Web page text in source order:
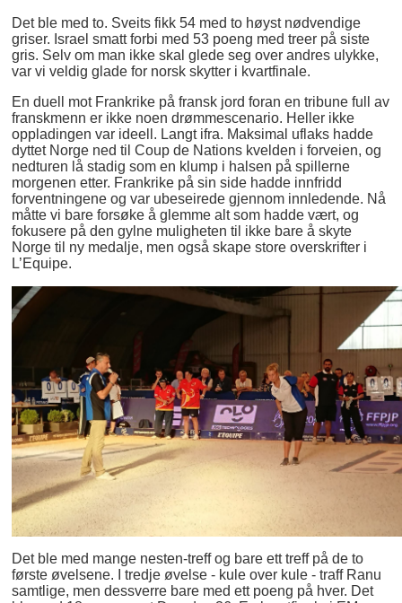
Det ble med to. Sveits fikk 54 med to høyst nødvendige
griser. Israel smatt forbi med 53 poeng med treer på siste
gris. Selv om man ikke skal glede seg over andres ulykke,
var vi veldig glade for norsk skytter i kvartfinale.
En duell mot Frankrike på fransk jord foran en tribune full av
franskmenn er ikke noen drømmescenario. Heller ikke
oppladingen var ideell. Langt ifra. Maksimal uflaks hadde
dyttet Norge ned til Coup de Nations kvelden i forveien, og
nedturen lå stadig som en klump i halsen på spillerne
morgenen etter. Frankrike på sin side hadde innfridd
forventningene og var ubeseirede gjennom innledende. Nå
måtte vi bare forsøke å glemme alt som hadde vært, og
fokusere på den gylne muligheten til ikke bare å skyte
Norge til ny medalje, men også skape store overskrifter i
L’Equipe.
Det ble med mange nesten-treff og bare ett treff på de to
første øvelsene. I tredje øvelse - kule over kule - traff Ranu
samtlige, men dessverre bare med ett poeng på hver. Det